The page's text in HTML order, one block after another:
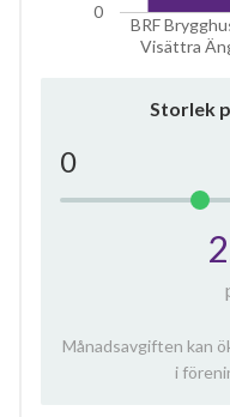
BRF
Visättra
0
Storlek
0
Månadsavgiften kan
i